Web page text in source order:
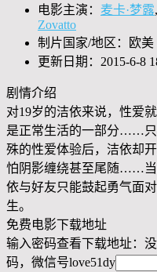
电影主演： 麦卡·梦露,
Zovatto
制片国家/地区：欧美
更新日期：2015-6-8
剧情介绍
对19岁的洁依来说，性爱
是正常生活的一部分……只
殊的性爱体验后，洁依却
怕阴影缠绕甚至尾随……当
依与好友只能鼓起勇气面
生。
免费电影下载地址
输入密码查看下载地址：
码，微信号love51dy